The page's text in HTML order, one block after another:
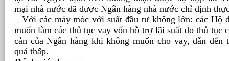
mại nhà nước đã được Ngân hàng nhà nước chỉ định
– Với các máy móc với suất đầu tư không lớn: các Hộ
muốn làm các thủ tục vay vốn hỗ trợ lãi suất do thủ tục
cản của Ngân hàng khi không muốn cho vay, dẫn
quả thấp.